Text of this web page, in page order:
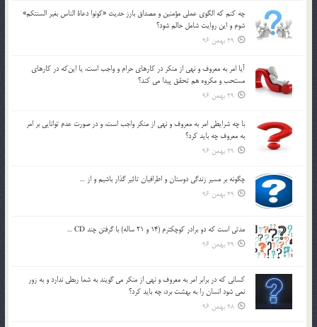
چه كنم كه الگوي عملي مؤمنين و مصداق بارز حديث «كونوا دعاة الناس بغير السنتكم»
شوم و اين روايت شامل حالم شود؟
29 بهمن 96
آيا امر به معروف و نهي از منكر در كارهاي حرام و واجب است، يا اين‌كه در كارهاي
مستحب و مكروه هم تحقق پيدا مي كند؟
29 بهمن 96
با چه شرايطي امر به معروف و نهي از منکر واجب است، و در صورت عدم توانايي بر امر
به معروف چه بايد کرد؟
29 بهمن 96
چگونه بر مسير زندگي دوستان و اطرافيان تاثير گذار باشيم و از …
29 بهمن 96
مدتي است كه دو برادر كوچكترم (14 و 21 ساله) با گرفتن چند CD …
29 بهمن 96
كساني كه در برابر امر به معروف و نهي از منكر مي گويند به شما ربطي ندارد و به زور
نمي شود انسان را به بهشت برد، چه بايد كرد؟
28 بهمن 96